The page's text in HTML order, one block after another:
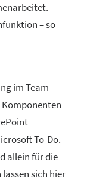
– so
im Team
To-Do.
allein für die
sich hier